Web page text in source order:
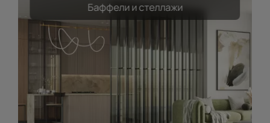
Баффели и стеллажи